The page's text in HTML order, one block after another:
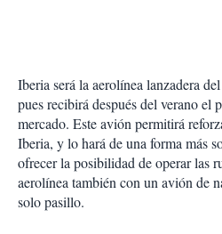
Iberia será la aerolínea lanzadera
pues recibirá después del verano
mercado. Este avión permitirá
Iberia, y lo hará de una forma más
ofrecer la posibilidad de operar las
aerolínea también con un avión de
solo pasillo.